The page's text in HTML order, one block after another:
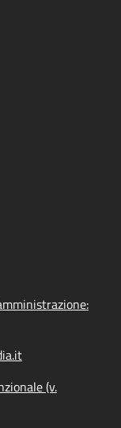
(v.